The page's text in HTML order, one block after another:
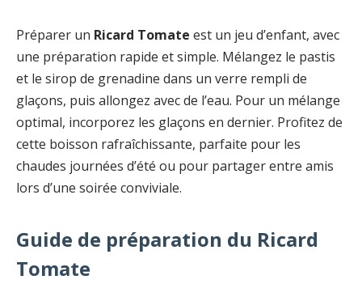
Préparer un Ricard Tomate est un jeu d’enfant, avec
une préparation rapide et simple. Mélangez le pastis
et le sirop de grenadine dans un verre rempli de
glaçons, puis allongez avec de l’eau. Pour un mélange
optimal, incorporez les glaçons en dernier. Profitez de
cette boisson rafraîchissante, parfaite pour les
chaudes journées d’été ou pour partager entre amis
lors d’une soirée conviviale.
Guide de préparation du Ricard
Tomate